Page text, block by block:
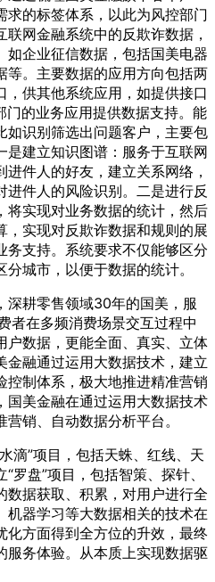
求的标签体系，以此为风控部门
网金融系统中的反欺诈数据，
如企业征信数据，包括国美电器
等。主要数据的应用方向包括两
，供其他系统应用，如提供接口
门的业务应用提供数据支持。能
如识别筛选出问题客户，主要包
是建立知识图谱：服务于互联网
件人的好友，建立关系网络，
件人的风险识别。二是进行反
将实现对业务数据的统计，然后
，实现对反欺诈数据和规则的展
务支持。系统要求不仅能够区分
城市，以便于数据的统计。
深耕零售领域30年的国美，服
者在多频消费场景交互过程中
户数据，更能全面、真实、立体
金融通过运用大数据技术，建立
控制体系，极大地推进精准营销
国美金融在通过运用大数据技术
销、自动数据分析平台。
滴”项目，包括天蛛、红线、天
罗盘”项目，包括智策、探针、
数据获取、积累，对用户进行全
机器学习等大数据相关的技术在
化方面得到全方位的升效，最终
服务体验。从本质上实现数据驱